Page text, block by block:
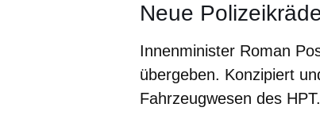
Neue
Innenminister Roman
übergeben. Konzipiert
Fahrzeugwesen des HPT.